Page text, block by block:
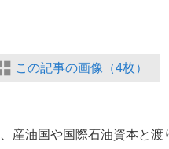
この記事の画像（4枚）
産油国や国際石油資本と渡